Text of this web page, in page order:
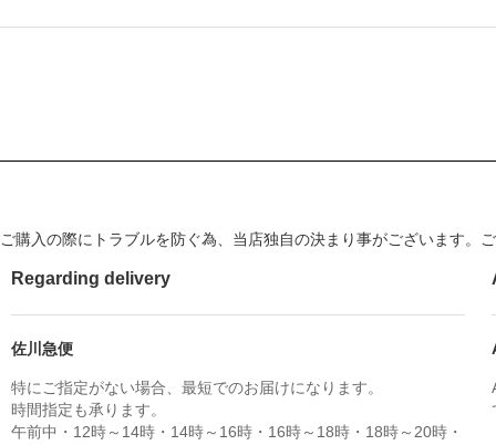
ご購入の際にトラブルを防ぐ為、当店独自の決まり事がございます。
Regarding delivery
佐川急便
特にご指定がない場合、最短でのお届けになります。
時間指定も承ります。
午前中・12時～14時・14時～16時・16時～18時・18時～20時・